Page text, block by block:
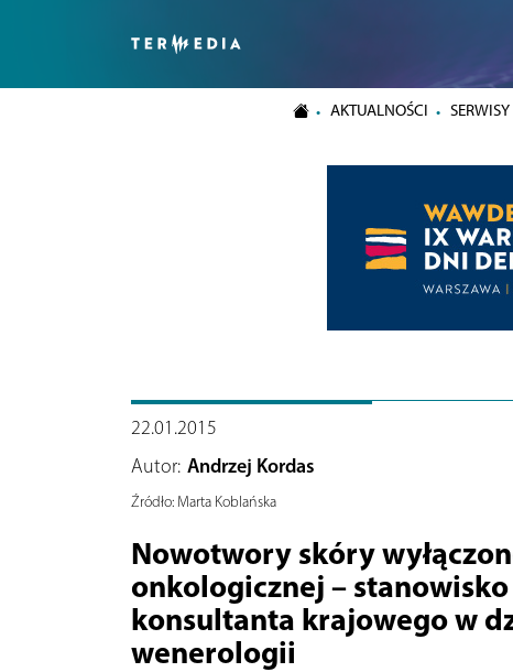
AKTUALNOŚCI SERWISY
22.01.2015
Autor: Andrzej Kordas
Źródło:Marta Koblańska
Nowotwory skóry
onkologicznej –
konsultanta krajowego w
wenerologii